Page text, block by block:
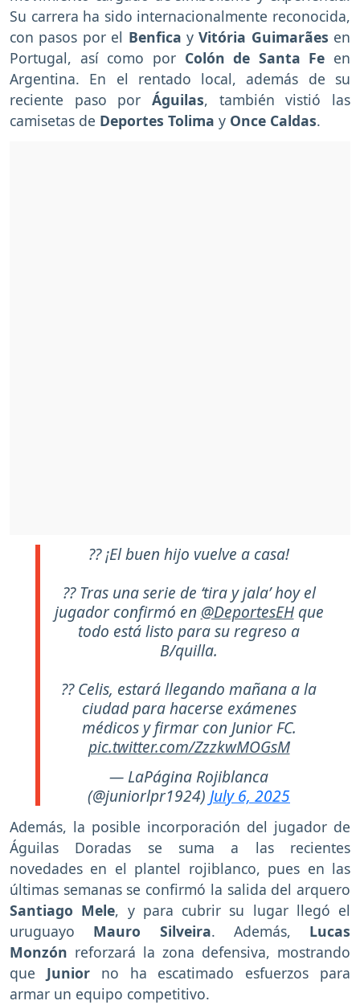
Su carrera ha sido internacionalmente reconocida,
con pasos por el Benfica yVitória Guimarães en
Portugal, así como por Colón de Santa Fe en
Argentina. En el rentado local, además de su
reciente paso por Águilas, también vistió las
camisetas de Deportes Tolima y Once Caldas.
?? ¡El buen hijo vuelve a casa!
?? Tras una serie de ‘tira y jala’ hoy el
jugador confirmó en @DeportesEHque
todo está listo para su regreso a
B/quilla.
?? Celis, estará llegando mañana a la
ciudad para hacerse exámenes
médicos y firmar con Junior FC.
pic.twitter.com/ZzzkwMOGsM
— LaPágina Rojiblanca
(@juniorlpr1924) July 6, 2025
Además, la posible incorporación del jugador de
Águilas Doradas se suma a las recientes
novedades en el plantel rojiblanco, pues en las
últimas semanas se confirmó la salida del arquero
Santiago Mele, y para cubrir su lugar llegó el
uruguayo Mauro Silveira. Además, Lucas
Monzón reforzará la zona defensiva, mostrando
que Junior no ha escatimado esfuerzos para
armar un equipo competitivo.